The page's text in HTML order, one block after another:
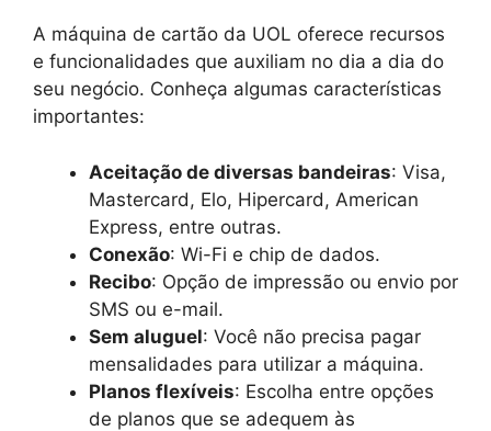
A máquina de cartão da UOL oferece recursos
e funcionalidades que auxiliam no dia a dia do
seu negócio. Conheça algumas características
importantes:
Aceitação de diversas bandeiras: Visa,
Mastercard, Elo, Hipercard, American
Express, entre outras.
Conexão: Wi-Fi e chip de dados.
Recibo: Opção de impressão ou envio por
SMS ou e-mail.
Sem aluguel: Você não precisa pagar
mensalidades para utilizar a máquina.
Planos flexíveis: Escolha entre opções
de planos que se adequem às